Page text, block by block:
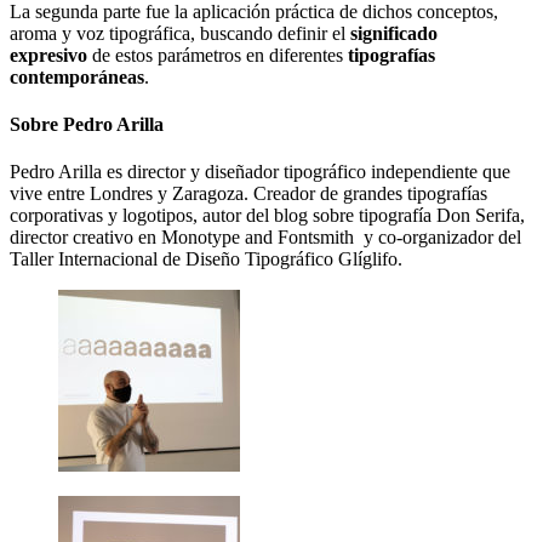
La segunda parte fue la aplicación práctica de dichos conceptos,
aroma y voz tipográfica, buscando definir el significado
expresivo de estos parámetros en diferentes tipografías
contemporáneas.
Sobre Pedro Arilla
Pedro Arilla es director y diseñador tipográfico independiente que
vive entre Londres y Zaragoza. Creador de grandes tipografías
corporativas y logotipos, autor del blog sobre tipografía Don Serifa,
director creativo en Monotype and Fontsmith y co-organizador del
Taller Internacional de Diseño Tipográfico Glíglifo.